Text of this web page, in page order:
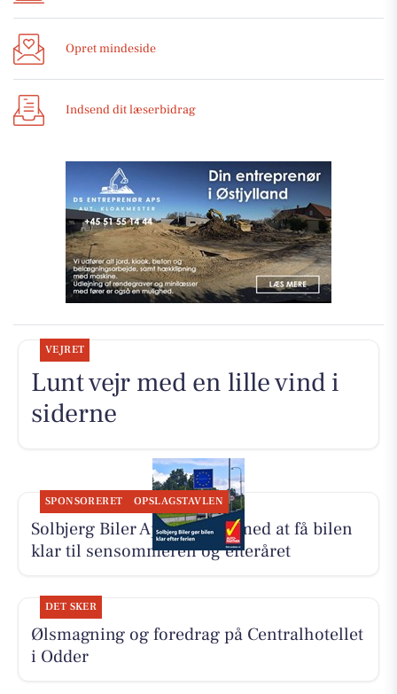
Opret mindeside
Indsend dit læserbidrag
VEJRET
Lunt vejr med en lille vind i
siderne
SPONSORERET OPSLAGSTAVLEN
Solbjerg Biler ApS hjælper med at få bilen
klar til sensommeren og efteråret
DET SKER
Ølsmagning og foredrag på Centralhotellet
i Odder